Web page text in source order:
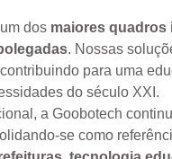
dos maiores quadros
. Nossas
para uma
do século XXI.
a Goobotech
se como